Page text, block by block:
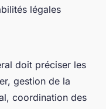
légales
doit préciser les
gestion de la
coordination des